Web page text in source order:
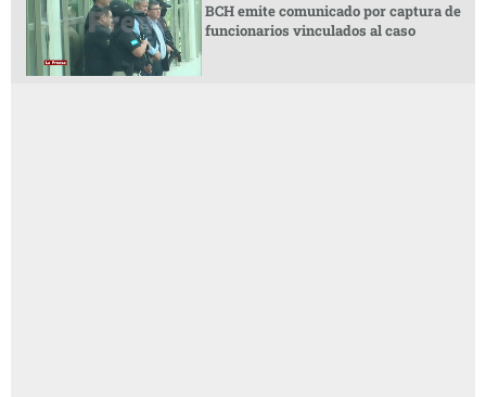
BCH emite comunicado por captura de
funcionarios vinculados al caso